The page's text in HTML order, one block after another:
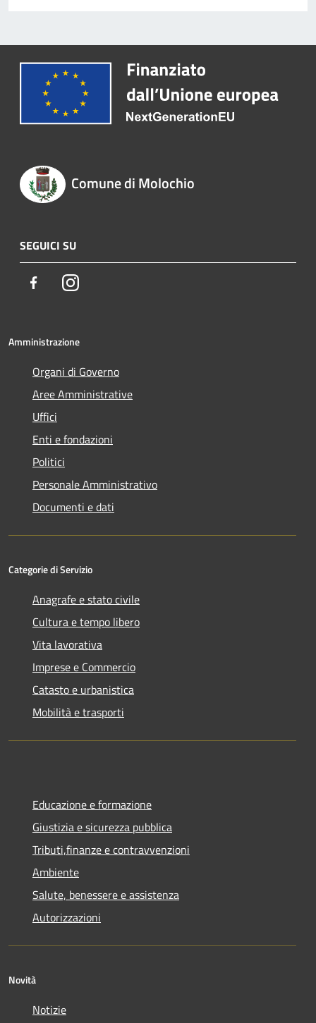
Comune di Molochio
SEGUICI SU
FacebookInstagram
Amministrazione
Organi di Governo
Aree Amministrative
Uffici
Enti e fondazioni
Politici
Personale Amministrativo
Documenti e dati
Categorie di Servizio
Anagrafe e stato civile
Cultura e tempo libero
Vita lavorativa
Imprese e Commercio
Catasto e urbanistica
Mobilità e trasporti
Educazione e formazione
Giustizia e sicurezza pubblica
Tributi,finanze e contravvenzioni
Ambiente
Salute, benessere e assistenza
Autorizzazioni
Novità
Notizie